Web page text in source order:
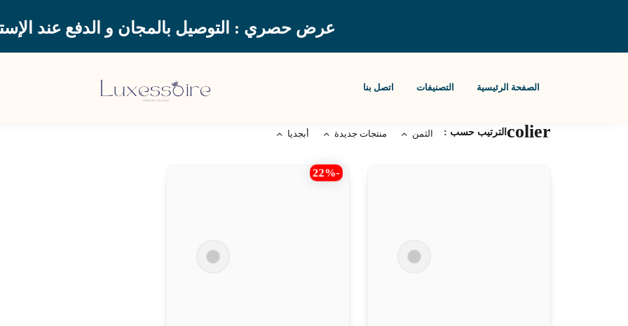
عرض حصري : التوصيل بالمجان و الدفع عند
الصفحة الرئيسية التصنيفات اتصل بنا
colier الترتيب حسب : الثمن منتجات جديدة أبجديا
-22%